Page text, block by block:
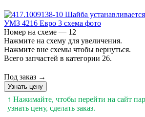
Номер на схеме — 12
Нажмите на схему для увеличения.
Нажмите вне схемы чтобы вернуться.
Всего запчастей в категории 26.
Под заказ →
Узнать цену
↑ Нажимайте, чтобы перейти на сайт
узнать цену, сделать заказ.